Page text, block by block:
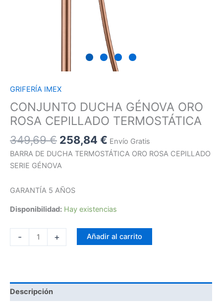
GRIFERÍA IMEX
CONJUNTO DUCHA GÉNOVA ORO
ROSA CEPILLADO TERMOSTÁTICA
349,69€ 258,84 € Envío Gratis
BARRA DE DUCHA TERMOSTÁTICA ORO ROSA CEPILLADO
SERIE GÉNOVA
GARANTÍA 5 AÑOS
Disponibilidad: Hay existencias
- + Añadir al carrito
Descripción